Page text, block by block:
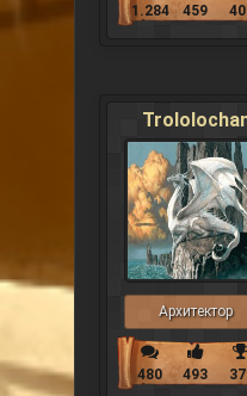
1.284 459
Архитектор
480 493